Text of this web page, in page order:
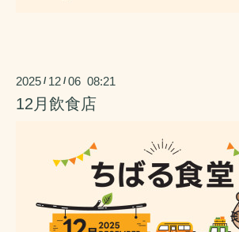
2025 / 12 /06 08:21
12月飲食店